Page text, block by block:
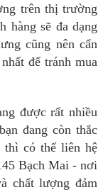
trên thị trường
hàng sẽ đa dạng
cũng nên cẩn
để tránh mua
được rất nhiều
đang còn thắc
thì có thể liên hệ
Bạch Mai - nơi
chất lượng đảm